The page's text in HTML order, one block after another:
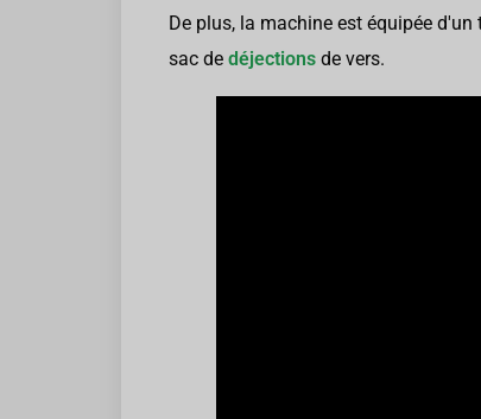
De plus, la machine est équipée
sac de déjections de vers.